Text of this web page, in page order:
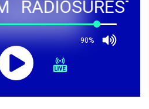
RADIOSURESTE
90%